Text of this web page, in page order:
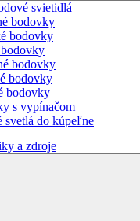
svietidlá
bodovky
bodovky
bodovky
bodovky
bodovky
s vypínačom
svetlá do kúpeľne
a zdroje